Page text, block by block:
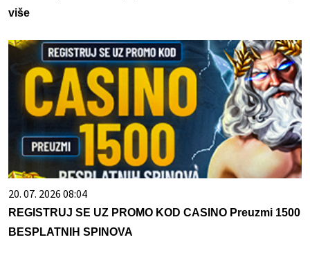
više
20. 07. 2026 08:04
REGISTRUJ SE UZ PROMO KOD CASINO Preuzmi 1500
BESPLATNIH SPINOVA